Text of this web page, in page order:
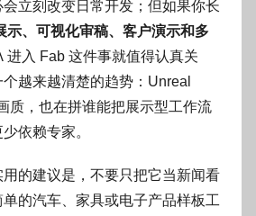
立刻改变日常开发；但如果你长
示、可视化审稿、客户演示和多
进入 Fab 这件事就值得认真关
越来越清楚的趋势：Unreal
质，也在拼谁能把展示型工作流
依赖专家。
的建议是，不要只把它当新闻看
的汽车、家具或电子产品样板工